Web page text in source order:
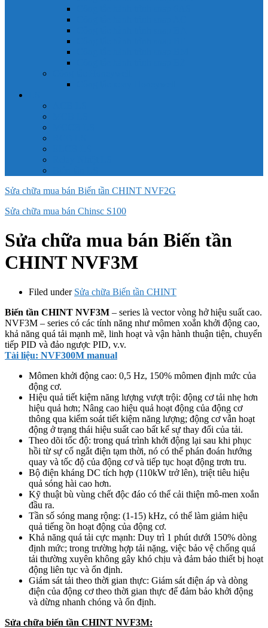
Sửa chữa mua bán Biến tần CHINT NVF2G
Sửa chữa mua bán Chinsc S100
Sửa chữa mua bán Biến tần
CHINT NVF3M
Filed under Sửa chữa Biến tần CHINT
Biến tần CHINT NVF3M – series là vector vòng hở hiệu suất cao.
NVF3M – series có các tính năng như mômen xoắn khởi động cao,
khả năng quá tải mạnh mẽ, linh hoạt và vận hành thuận tiện, chuyển
tiếp PID và đảo ngược PID, v.v.
Tài liệu: NVF300M manual
Mômen khởi động cao: 0,5 Hz, 150% mômen định mức của
động cơ.
Hiệu quả tiết kiệm năng lượng vượt trội: động cơ tải nhẹ hơn
hiệu quả hơn; Nâng cao hiệu quả hoạt động của động cơ
thông qua kiểm soát tiết kiệm năng lượng; động cơ vẫn hoạt
động ở trạng thái hiệu suất cao bất kể sự thay đổi của tải.
Theo dõi tốc độ: trong quá trình khởi động lại sau khi phục
hồi từ sự cố ngắt điện tạm thời, nó có thể phán đoán hướng
quay và tốc độ của động cơ và tiếp tục hoạt động trơn tru.
Bộ điện kháng DC tích hợp (110kW trở lên), triệt tiêu hiệu
quả sóng hài cao hơn.
Kỹ thuật bù vùng chết độc đáo có thể cải thiện mô-men xoắn
đầu ra.
Tần số sóng mang rộng: (1-15) kHz, có thể làm giảm hiệu
quả tiếng ồn hoạt động của động cơ.
Khả năng quá tải cực mạnh: Duy trì 1 phút dưới 150% dòng
định mức; trong trường hợp tải nặng, việc bảo vệ chống quá
tải thường xuyên không gây khó chịu và đảm bảo thiết bị hoạt
động liên tục và ổn định.
Giám sát tải theo thời gian thực: Giám sát điện áp và dòng
điện của động cơ theo thời gian thực để đảm bảo khởi động
và dừng nhanh chóng và ổn định.
Sửa chữa biến tần CHINT NVF3M: